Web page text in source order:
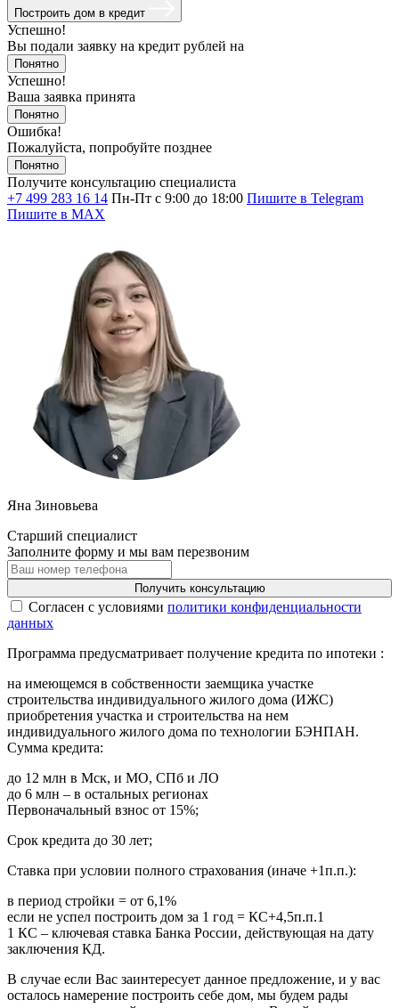
Построить дом в кредит
Успешно!
Вы подали заявку на кредит рублей на
Понятно
Успешно!
Ваша заявка принята
Понятно
Ошибка!
Пожалуйста, попробуйте позднее
Понятно
Получите консультацию специалиста
+7 499 283 16 14 Пн-Пт с 9:00 до 18:00 Пишите в Telegram
Пишите в MAX
Яна Зиновьева
Старший специалист
Заполните форму и мы вам перезвоним
Получить консультацию
Cогласен с условиями политики конфиденциальности
данных
Программа предусматривает получение кредита по ипотеки :
на имеющемся в собственности заемщика участке
строительства индивидуального жилого дома (ИЖС)
приобретения участка и строительства на нем
индивидуального жилого дома по технологии БЭНПАН.
Сумма кредита:
до 12 млн в Мск, и МО, СПб и ЛО
до 6 млн – в остальных регионах
Первоначальный взнос от 15%;
Срок кредита до 30 лет;
Ставка при условии полного страхования (иначе +1п.п.):
в период стройки = от 6,1%
если не успел построить дом за 1 год = КС+4,5п.п.1
1 КС – ключевая ставка Банка России, действующая на дату
заключения КД.
В случае если Вас заинтересует данное предложение, и у вас
осталось намерение построить себе дом, мы будем рады